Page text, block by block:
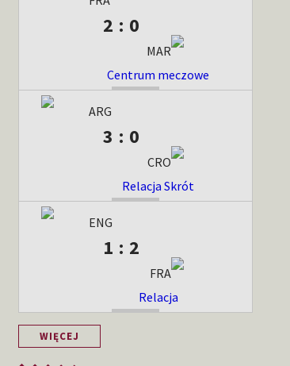
2 : 0
MAR
Centrum meczowe
ARG
3 : 0
CRO
RelacjaSkrót
ENG
1 : 2
FRA
Relacja
WIĘCEJ